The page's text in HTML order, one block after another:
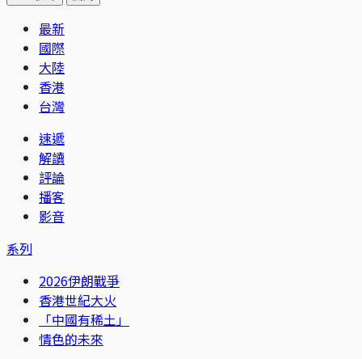
最新
國際
大陸
香港
台灣
速遞
解讀
評論
播客
影音
系列
2026伊朗戰爭
香港世紀大火
「中國有稀土」
情色的未來